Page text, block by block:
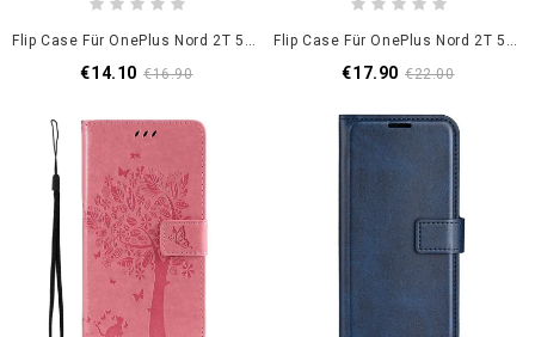
Flip Case Für OnePlus Nord 2T 5G Mit Kordel Tanga-Safari-Tiere
€14.10 €16.90
Flip Case Für OnePlus Nord 2T 5G Rfid Im Litschi-Stil
€17.90 €22.00